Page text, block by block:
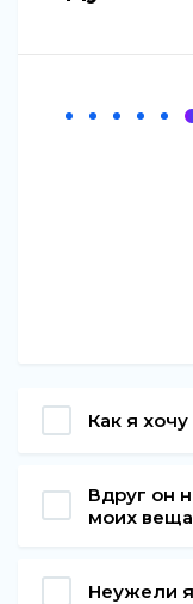
Как я
Вдруг он
моих
Неужели